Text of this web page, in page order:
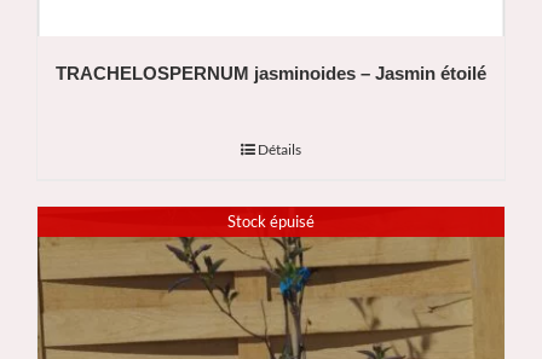
TRACHELOSPERNUM jasminoides – Jasmin étoilé
Détails
Stock épuisé